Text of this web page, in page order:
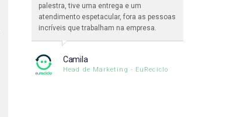
palestra, tive uma entrega e um
atendimento espetacular, fora as pessoas
incríveis que trabalham na empresa.
Camila
Head de Marketing - EuReciclo